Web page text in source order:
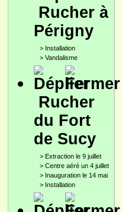
Rucher à
Périgny
> Installation
> Vandalisme
Rucher
du Fort
de Sucy
> Extraction le 9 juillet
> Centre aéré un 4 juillet
> Inauguration le 14 mai
> Installation